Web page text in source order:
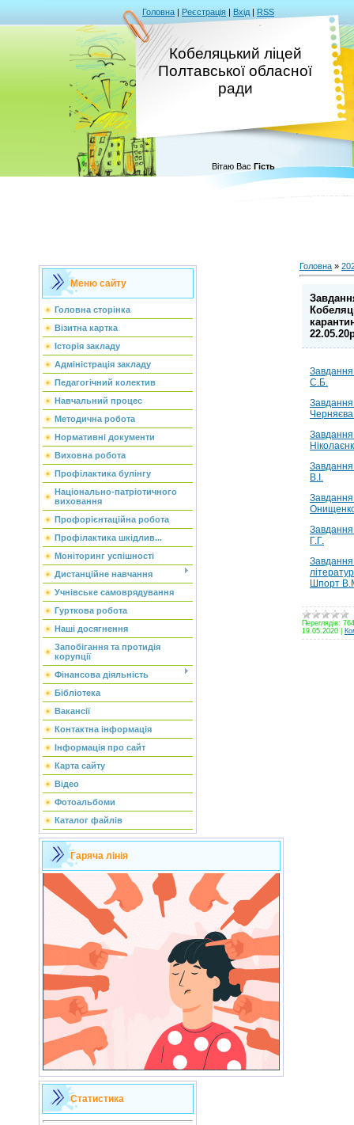
Головна | Реєстрація | Вхід | RSS
Кобеляцький ліцей
Полтавської обласної
ради
Вітаю Вас Гість
Меню сайту
Головна сторінка
Візитна картка
Історія закладу
Адміністрація закладу
Педагогічний колектив
Навчальний процес
Методична робота
Нормативні документи
Виховна робота
Профілактика булінгу
Національно-патріотичного
виховання
Профорієнтаційна робота
Профілактика шкідлив...
Моніторинг успішності
Дистанційне навчання
Учнівське самоврядування
Гурткова робота
Наші досягнення
Запобігання та протидія
корупції
Фінансова діяльність
Бібліотека
Вакансії
Контактна інформація
Інформація про сайт
Карта сайту
Відео
Фотоальбоми
Каталог файлів
Гаряча лінія
Статистика
Головна »
С.Б.
Завдання
Черняєва
Завдання
Завдання
В.І.
Завдання
Г.Г.
Завдання
Шпорт
Переглядів: 764
19.05.2020